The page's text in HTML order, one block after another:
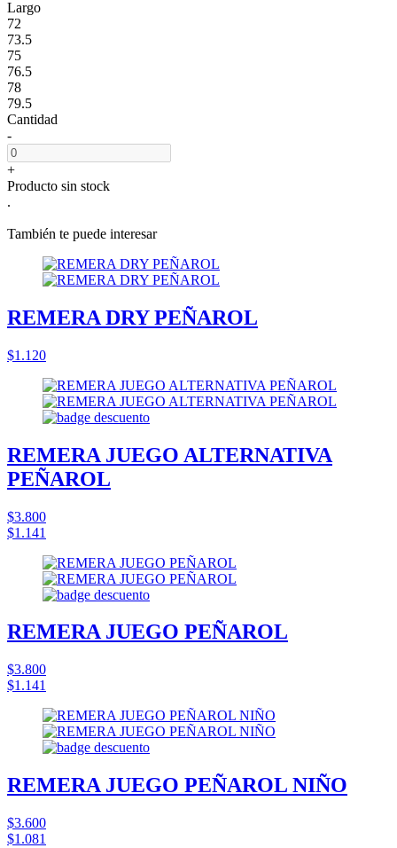
Largo
72
73.5
75
76.5
78
79.5
Cantidad
-
+
Producto sin stock
.
También te puede interesar
REMERA DRY PEÑAROL
$1.120
REMERA JUEGO ALTERNATIVA
PEÑAROL
$3.800
$1.141
REMERA JUEGO PEÑAROL
$3.800
$1.141
REMERA JUEGO PEÑAROL NIÑO
$3.600
$1.081